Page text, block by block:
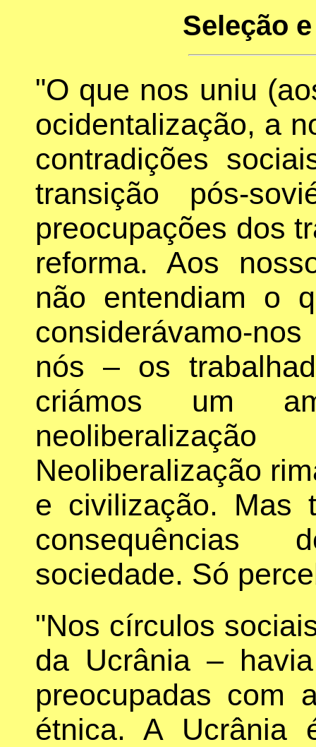
Seleção
"O que nos uniu
ocidentalização, a
contradições
transição pós-
preocupações dos
reforma. Aos
não entendiam o
considerávamo-
nós – os
criámos um
Neoliberalização
e civilização. Mas
consequências
sociedade. Só
"Nos círculos
da Ucrânia –
preocupadas com
étnica. A Ucrânia